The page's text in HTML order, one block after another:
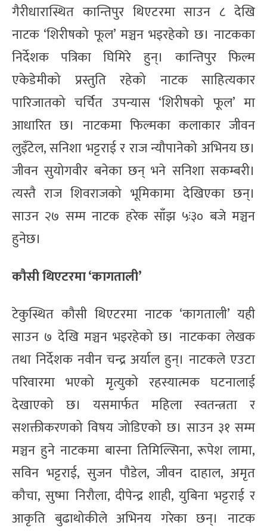
गैरीधारास्थित कान्तिपुर थिएटरमा साउन ८ देखि
नाटक ‘शिरीषको फूल’ मञ्चन भइरहेको छ। नाटकका
निर्देशक पत्रिका घिमिरे हुन्। कान्तिपुर फिल्म
एकेडेमीको प्रस्तुति रहेको नाटक साहित्यकार
पारिजातको चर्चित उपन्यास ‘शिरीषको फूल’ मा
आधारित छ। नाटकमा फिल्मका कलाकार जीवन
लुइँटेल, सनिशा भट्टराई र राज न्यौपानेको अभिनय छ।
जीवन सुयोगवीर बनेका छन् भने सनिशा सकम्बरी।
त्यस्तै राज शिवराजको भूमिकामा देखिएका छन्।
साउन २७ सम्म नाटक हरेक साँझ ५ः३० बजे मञ्चन
हुनेछ।
कौसी थिएटरमा ‘कागताली’
टेकुस्थित कौसी थिएटरमा नाटक ‘कागताली’ यही
साउन ७ देखि मञ्चन भइरहेको छ। नाटकका लेखक
तथा निर्देशक नवीन चन्द्र अर्याल हुन्। नाटकले एउटा
परिवारमा भएको मृत्युको रहस्यात्मक घटनालाई
देखाएको छ। यसमार्फत महिला स्वतन्त्रता र
सशक्तीकरणको विषय जोडिएको छ। साउन ३१ सम्म
मञ्चन हुने नाटकमा बास्ना तिमिल्सिना, रूपेश लामा,
सविन भट्टराई, सुजन पौडेल, जीवन दाहाल, अमृत
कौचा, सुष्मा निरौला, दीपेन्द्र शाही, युबिना भट्टराई र
आकृति बुढाथोकीले अभिनय गरेका छन्। नाटक